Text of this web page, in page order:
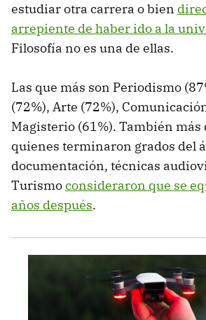
estudiar otra carrera o bien
arrepiente de haber ido a la
Filosofía no es una de ellas.
Las que más son Periodismo
(72%), Arte (72%),
Magisterio (61%). También más
quienes terminaron grados del
documentación, técnicas
Turismoconsideraron que se
años después.